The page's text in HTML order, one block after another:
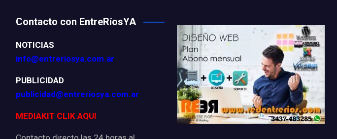
Contacto con EntreRíosYA
NOTICIAS
info@entreriosya.com.ar
PUBLICIDAD
publicidad@entreriosya.com.ar
MEDIAKIT CLIK AQUI